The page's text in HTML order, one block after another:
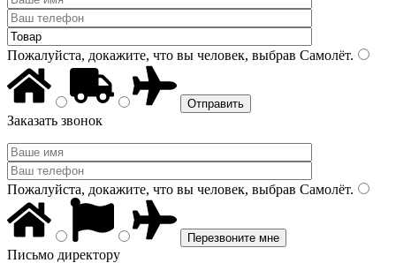
Пожалуйста, докажите, что вы человек, выбрав Самолёт.
Заказать звонок
Пожалуйста, докажите, что вы человек, выбрав Самолёт.
Письмо директору